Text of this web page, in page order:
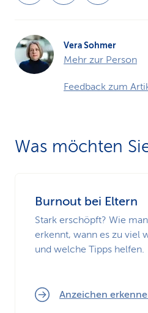
Vera Sohmer
Mehr zur Person
Feedback zum
Was möchten
Burnout bei Eltern
Stark erschöpft? Wie man
erkennt, wann es zu viel
und welche Tipps helfen.
Anzeichen